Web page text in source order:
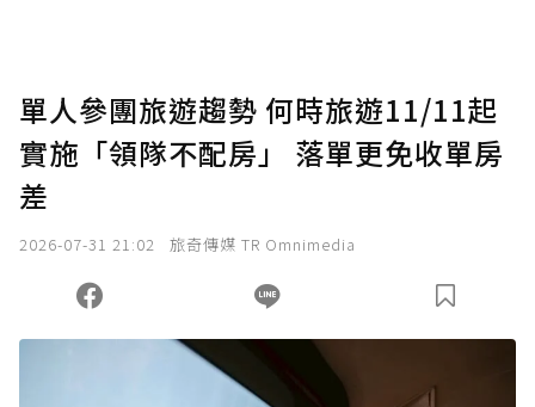
單人參團旅遊趨勢 何時旅遊11/11起
實施「領隊不配房」 落單更免收單房
差
2026-07-31 21:02 旅奇傳媒 TR Omnimedia